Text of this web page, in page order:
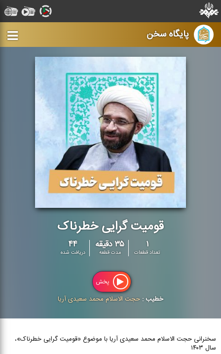
پایگاه سخن
قومیت گرایی خطرناک
۱
تعداد قطعات
۳۵ دقیقه
مدت قطعه
۴۴
دریافت شده
پخش
خطیب : حجت الاسلام محمد سعیدی آریا
سخنرانی حجت الاسلام محمد سعیدی آریا با موضوع «قومیت گرایی خطرناک»،
سال ۱۴۰۳